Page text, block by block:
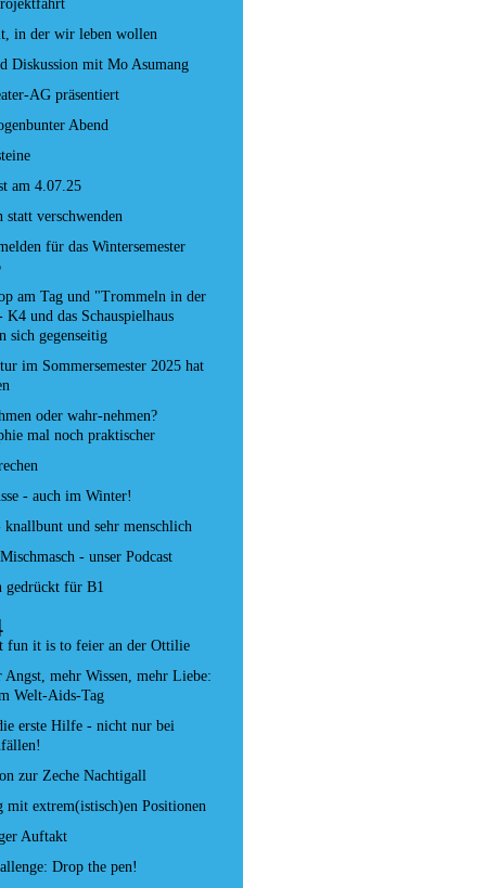
in der wir leben wollen
Diskussion mit Mo Asumang
AG präsentiert
Abend
am 4.07.25
statt verschwenden
für das Wintersemester
am Tag und "Trommeln in der
K4 und das Schauspielhaus
sich gegenseitig
im Sommersemester 2025 hat
oder wahr-nehmen?
mal noch praktischer
- auch im Winter!
knallbunt und sehr menschlich
- unser Podcast
gedrückt für B1
fun it is to feier an der Ottilie
Angst, mehr Wissen, mehr Liebe:
Welt-Aids-Tag
erste Hilfe - nicht nur bei
zur Zeche Nachtigall
mit extrem(istisch)en Positionen
Auftakt
Drop the pen!